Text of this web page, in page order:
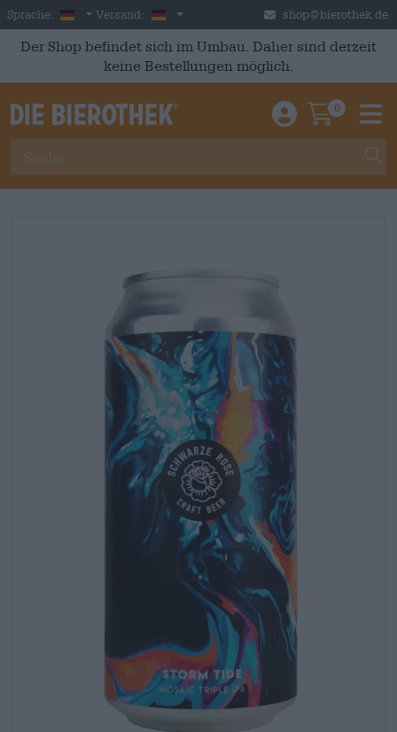
Skip to main content
Sprache: German
Versand: Deutschland shop@bierothek.de
Der Shop befindet sich im Umbau. Daher sind derzeit
keine Bestellungen möglich.
Einloggen /
0